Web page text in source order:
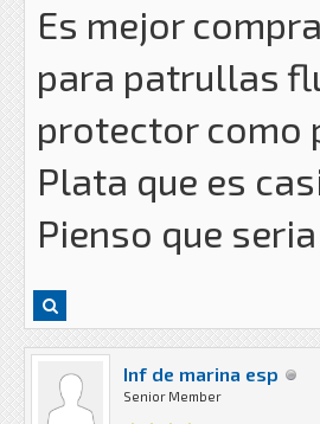
Es mejor
para patrullas
protector como
Plata que es
Pienso que
Inf de marina esp
Senior Member